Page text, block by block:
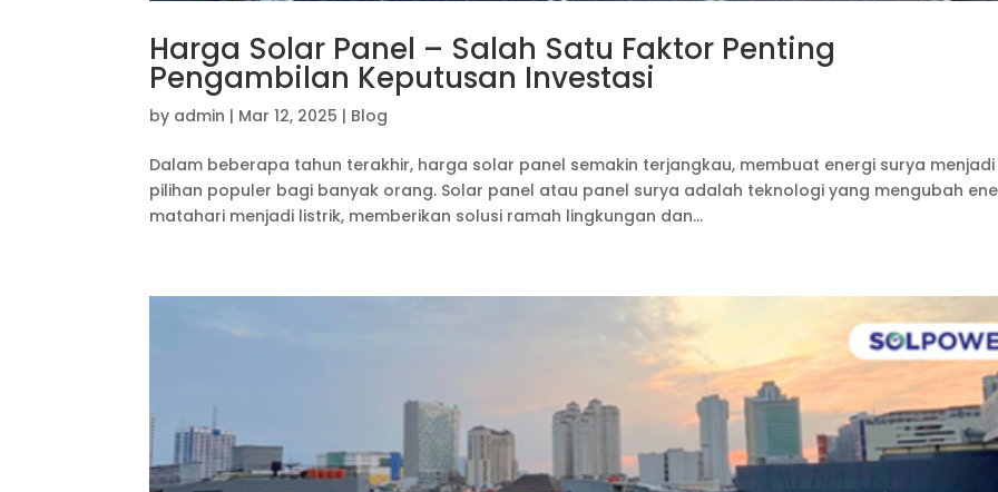
Harga Solar Panel – Salah Satu Faktor Penting
Pengambilan Keputusan Investasi
by admin | Mar 12, 2025 | Blog
Dalam beberapa tahun terakhir, harga solar panel semakin terjangkau, membuat energi surya menjadi
pilihan populer bagi banyak orang. Solar panel atau panel surya adalah teknologi yang mengubah
matahari menjadi listrik, memberikan solusi ramah lingkungan dan...